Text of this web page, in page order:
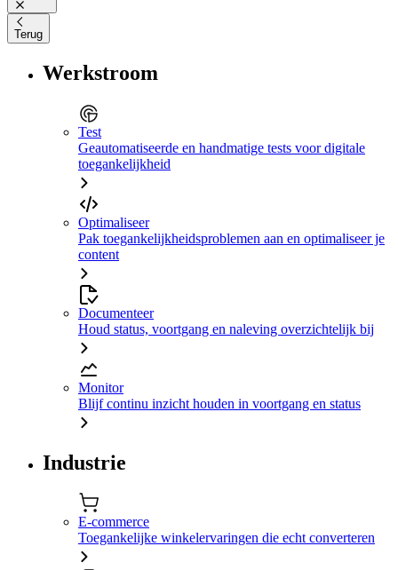
Terug
Werkstroom
Test
Geautomatiseerde en handmatige tests voor digitale
toegankelijkheid
Optimaliseer
Pak toegankelijkheidsproblemen aan en optimaliseer je
content
Documenteer
Houd status, voortgang en naleving overzichtelijk bij
Monitor
Blijf continu inzicht houden in voortgang en status
Industrie
E-commerce
Toegankelijke winkelervaringen die echt converteren